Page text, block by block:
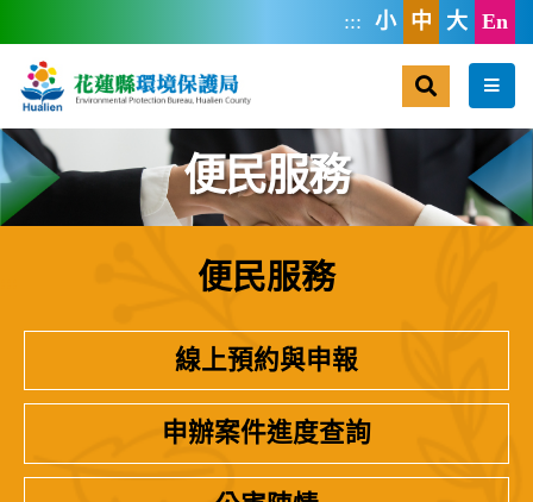
::: 小 中 大 En
選單
便民服務
便民服務
線上預約與申報
申辦案件進度查詢